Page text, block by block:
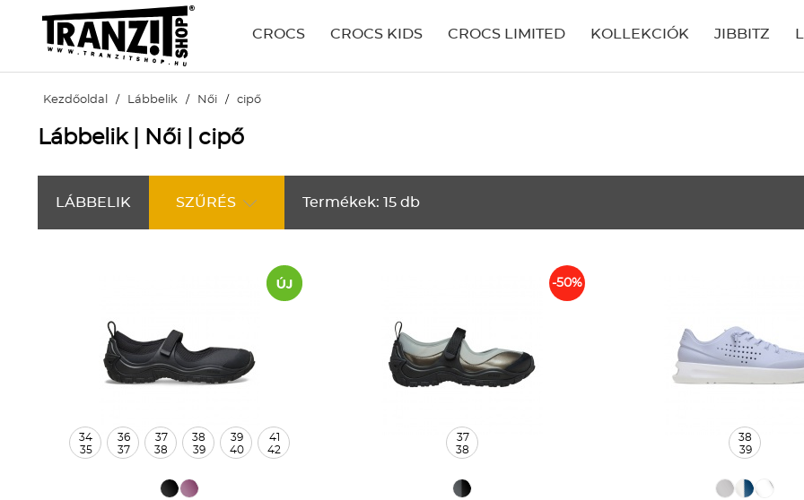
CROCS CROCS KIDS CROCS LIMITED KOLLEKCIÓK JIBBITZ
Kezdőoldal / Lábbelik / Női / cipő
Lábbelik | Női | cipő
LÁBBELIK SZŰRÉS Termékek: 15 db
34
35
36
37
37
38
38
39
39
40
41
42
-50%
37
38
38
39